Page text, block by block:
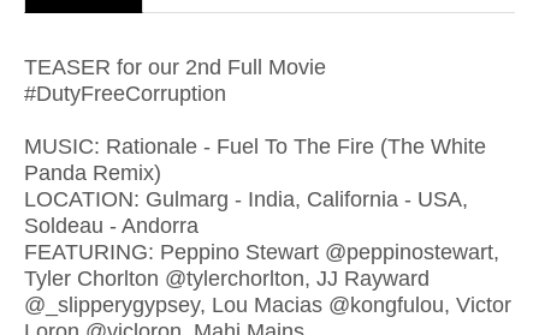
TEASER for our 2nd Full Movie
#DutyFreeCorruption
MUSIC: Rationale - Fuel To The Fire (The White
Panda Remix)
LOCATION: Gulmarg - India, California - USA,
Soldeau - Andorra
FEATURING: Peppino Stewart @peppinostewart,
Tyler Chorlton @tylerchorlton, JJ Rayward
@_slipperygypsey, Lou Macias @kongfulou, Victor